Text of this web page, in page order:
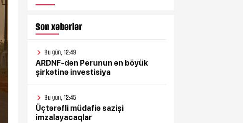
Son xəbərlər
Bu gün, 12:49
ARDNF-dən Perunun ən böyük
şirkətinə investisiya
Bu gün, 12:45
Üçtərəfli müdafiə sazişi
imzalayacaqlar